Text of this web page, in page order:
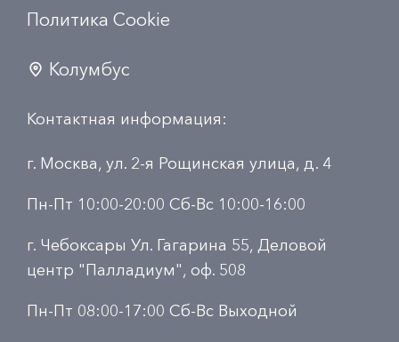
Политика Сookie
Колумбус
Контактная информация:
г. Москва, ул. 2-я Рощинская улица, д. 4
Пн-Пт 10:00-20:00 Сб-Вс 10:00-16:00
г. Чебоксары Ул. Гагарина 55, Деловой
центр "Палладиум", оф. 508
Пн-Пт 08:00-17:00 Сб-Вс Выходной